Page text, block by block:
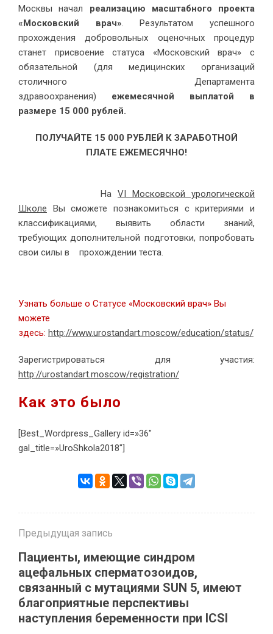
Москвы начал реализацию масштабного проекта
«Московский врач». Результатом успешного
прохождения добровольных оценочных процедур
станет присвоение статуса «Московский врач» с
обязательной (для медицинских организаций
столичного Департамента
здравоохранения) ежемесячной выплатой в
размере 15 000 рублей.
ПОЛУЧАЙТЕ 15 000 РУБЛЕЙ К ЗАРАБОТНОЙ
ПЛАТЕ ЕЖЕМЕСЯЧНО!
На VI Московской урологической
Школе Вы сможете познакомиться с критериями и
классификациями, выявить области знаний,
требующих дополнительной подготовки, попробовать
свои силы в прохождении теста.
Узнать больше о Статусе «Московский врач» Вы
можете
здесь: http://www.urostandart.moscow/education/status/
Зарегистрироваться для участия:
http://urostandart.moscow/registration/
Как это было
[Best_Wordpress_Gallery id=»36″
gal_title=»UroShkola2018″]
Предыдущая запись
Пациенты, имеющие синдром
ацефальных сперматозоидов,
связанный с мутациями SUN 5, имеют
благоприятные перспективы
наступления беременности при ICSI